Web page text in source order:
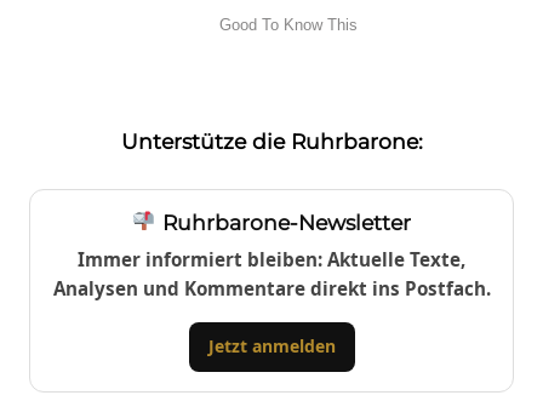
Unterstütze die Ruhrbarone:
Ruhrbarone-Newsletter
Immer informiert bleiben: Aktuelle Texte,
Analysen und Kommentare direkt ins Postfach.
Jetzt anmelden